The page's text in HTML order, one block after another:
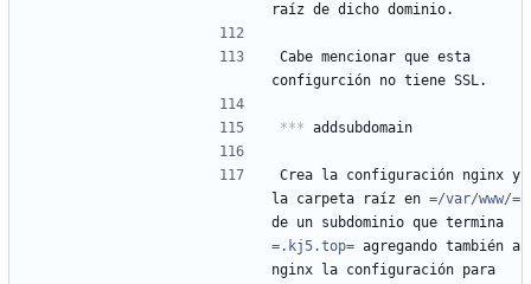
raíz de dicho dominio.
Cabe mencionar que esta
configurción no tiene SSL.
*** addsubdomain
Crea la configuración nginx y
la carpeta raíz en =/var/www/=
=.kj5.top= agregando también a
nginx la configuración para